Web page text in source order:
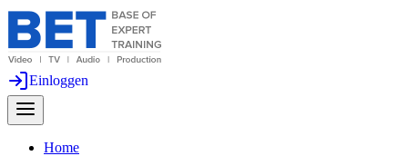
Einloggen
Home